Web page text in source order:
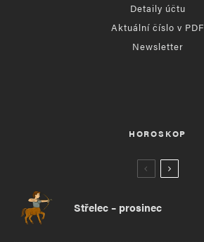
Detaily účtu
Aktuální číslo v PDF
Newsletter
HOROSKOP
Střelec – prosinec